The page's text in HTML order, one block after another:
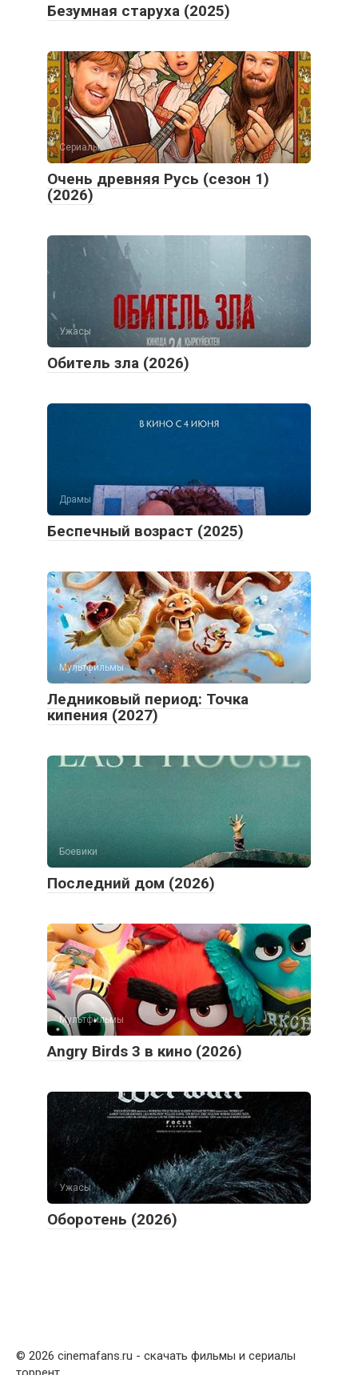
Безумная старуха (2025)
Сериалы
Очень древняя Русь (сезон 1)
(2026)
Ужасы
Обитель зла (2026)
Драмы
Беспечный возраст (2025)
Мультфильмы
Ледниковый период: Точка
кипения (2027)
Боевики
Последний дом (2026)
Мультфильмы
Angry Birds 3 в кино (2026)
Ужасы
Оборотень (2026)
© 2026 cinemafans.ru - скачать фильмы и сериалы